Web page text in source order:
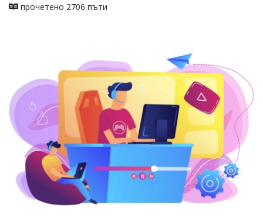
прочетено 2706 пъти